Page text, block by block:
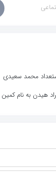
محمد سعیدی
هیدن به نام کمین